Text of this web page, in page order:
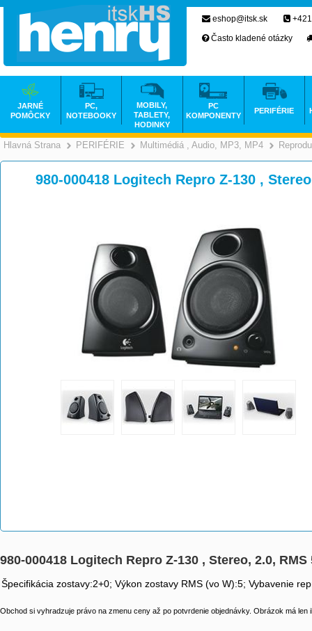
Hlavná Strana >
PERIFÉRIE >
Multimédiá , Audio, MP3, MP4
980-000418 Logitech Repro Z-130 ,
980-000418 Logitech Repro Z-130 , Stereo, 2.0, RMS
Špecifikácia zostavy:2+0; Výkon zostavy RMS (vo W):5; Vybavenie
Obchod si vyhradzuje právo na zmenu ceny až po potvrdenie objednávky. Obrázok má len
eshop@itsk.sk
Často kladené otázky
JARNÉ
POMÔCKY
PC,
NOTEBOOKY
MOBILY,
TABLETY,
HODINKY
PC
KOMPONENTY
PERIFÉRIE